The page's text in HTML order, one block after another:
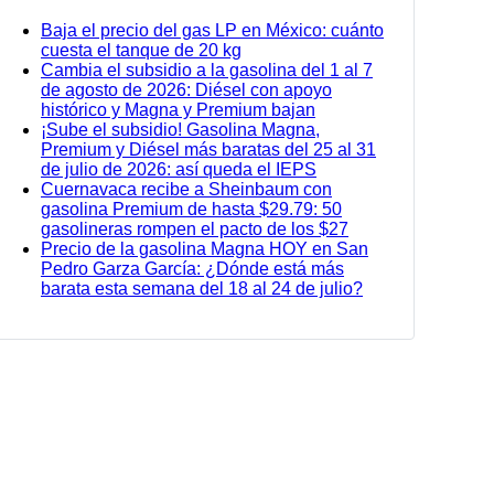
Baja el precio del gas LP en México: cuánto
cuesta el tanque de 20 kg
Cambia el subsidio a la gasolina del 1 al 7
de agosto de 2026: Diésel con apoyo
histórico y Magna y Premium bajan
¡Sube el subsidio! Gasolina Magna,
Premium y Diésel más baratas del 25 al 31
de julio de 2026: así queda el IEPS
Cuernavaca recibe a Sheinbaum con
gasolina Premium de hasta $29.79: 50
gasolineras rompen el pacto de los $27
Precio de la gasolina Magna HOY en San
Pedro Garza García: ¿Dónde está más
barata esta semana del 18 al 24 de julio?